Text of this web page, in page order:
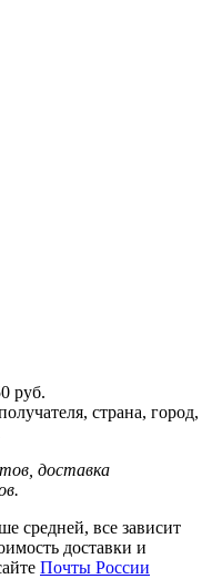
руб.
страна, город,
доставка
средней, все зависит
доставки и
Почты России